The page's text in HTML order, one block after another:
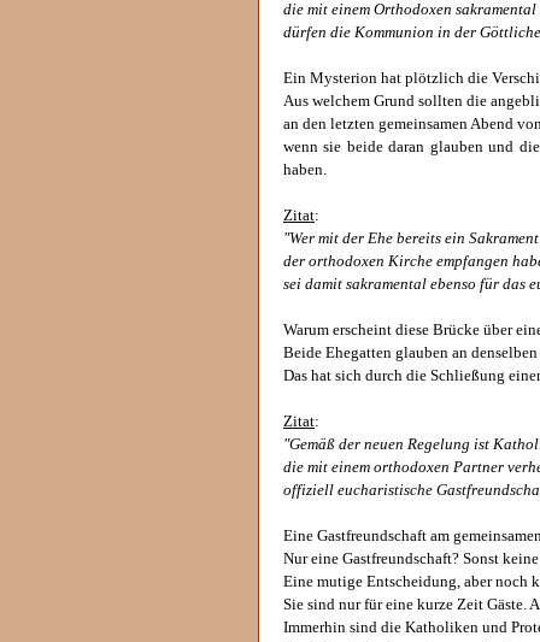
die mit einem Orthodoxen
dürfen die Kommunion in der
Ein Mysterion hat plötzlich die
Aus welchem Grund sollten die
an den letzten gemeinsamen Abend
wenn sie beide daran glauben und
haben.
Zitat:
"Wer mit der Ehe bereits ein
der orthodoxen Kirche empfangen
sei damit sakramental ebenso für das
Warum erscheint diese Brücke über
Beide Ehegatten glauben an
Das hat sich durch die Schließung
Zitat:
"Gemäß der neuen Regelung ist
die mit einem orthodoxen Partner
offiziell eucharistische
Eine Gastfreundschaft am
Nur eine Gastfreundschaft? Sonst
Eine mutige Entscheidung, aber noch
Sie sind nur für eine kurze Zeit Gäste.
Immerhin sind die Katholiken und